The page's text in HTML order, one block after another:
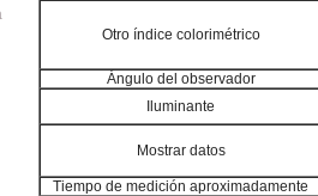
Otro índice colorimétrico
Ángulo del observador
Iluminante
Mostrar datos
Tiempo de medición aproximadamente